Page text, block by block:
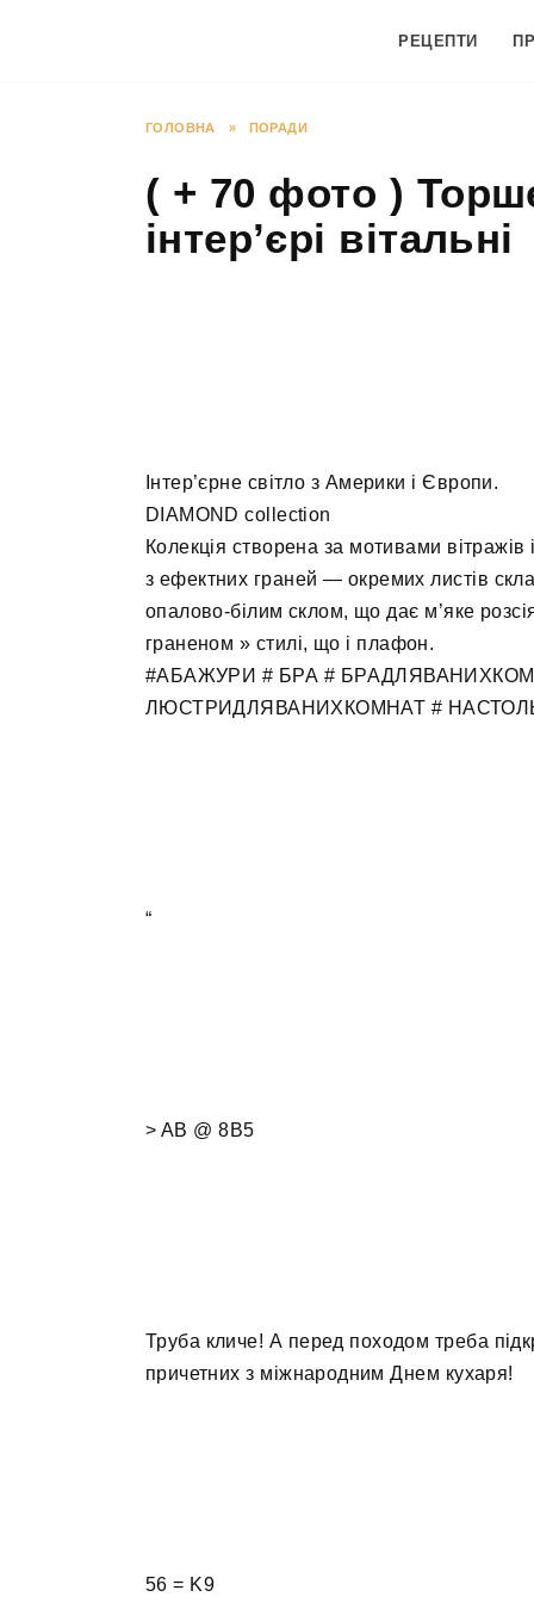
РЕЦЕПТИ
ГОЛОВНА » ПОРАДИ
( + 70 фото )
інтер’єрі вітальні
Інтер’єрне світло з Америки і Європи.
DIAMOND collection
Колекція створена за мотивами
з ефектних граней — окремих листів
опалово-білим склом, що дає м’яке
граненом » стилі, що і плафон.
#АБАЖУРИ # БРА #
ЛЮСТРИДЛЯВАНИХКОМНАТ #
“
> AB @ 8B5
Труба кличе! А перед походом треба
причетних з міжнародним Днем кухаря!
56 = K9